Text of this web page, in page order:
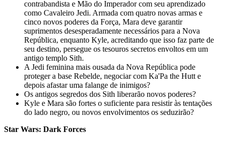
contrabandista e Mão do Imperador com seu aprendizado
como Cavaleiro Jedi. Armada com quatro novas armas e
cinco novos poderes da Força, Mara deve garantir
suprimentos desesperadamente necessários para a Nova
República, enquanto Kyle, acreditando que isso faz parte de
seu destino, persegue os tesouros secretos envoltos em um
antigo templo Sith.
A Jedi feminina mais ousada da Nova República pode
proteger a base Rebelde, negociar com Ka'Pa the Hutt e
depois afastar uma falange de inimigos?
Os antigos segredos dos Sith liberarão novos poderes?
Kyle e Mara são fortes o suficiente para resistir às tentações
do lado negro, ou novos envolvimentos os seduzirão?
Star Wars: Dark Forces